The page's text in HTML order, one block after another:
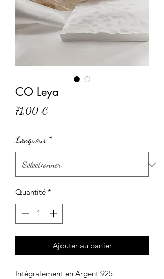
CO Leya
71,00 €
Longueur *
Quantité *
Ajouter au panier
Intégralement en Argent 925